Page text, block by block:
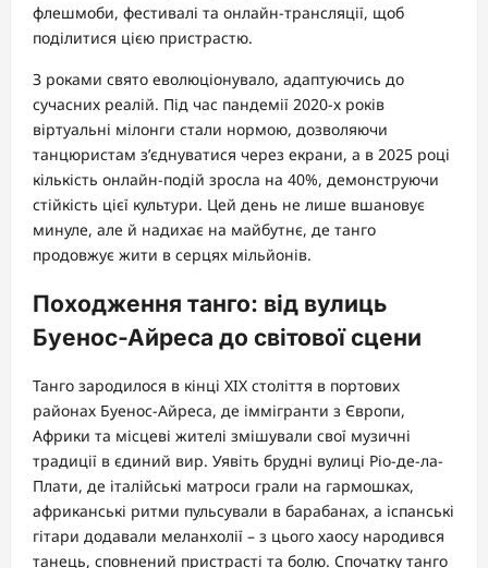
флешмоби, фестивалі та онлайн-трансляції, щоб
поділитися цією пристрастю.
З роками свято еволюціонувало, адаптуючись до
сучасних реалій. Під час пандемії 2020-х років
віртуальні мілонги стали нормою, дозволяючи
танцюристам з’єднуватися через екрани, а в 2025 році
кількість онлайн-подій зросла на 40%, демонструючи
стійкість цієї культури. Цей день не лише вшановує
минуле, але й надихає на майбутнє, де танго
продовжує жити в серцях мільйонів.
Походження танго: від вулиць
Буенос-Айреса до світової сцени
Танго зародилося в кінці XIX століття в портових
районах Буенос-Айреса, де іммігранти з Європи,
Африки та місцеві жителі змішували свої музичні
традиції в єдиний вир. Уявіть брудні вулиці Ріо-де-ла-
Плати, де італійські матроси грали на гармошках,
африканські ритми пульсували в барабанах, а іспанські
гітари додавали меланхолії – з цього хаосу народився
танець, сповнений пристрасті та болю. Спочатку танго